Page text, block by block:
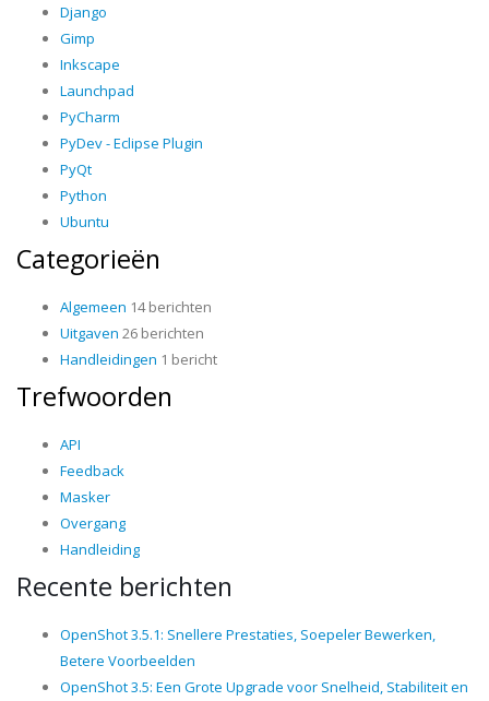
Django
Gimp
Inkscape
Launchpad
PyCharm
PyDev - Eclipse Plugin
PyQt
Python
Ubuntu
Categorieën
Algemeen 14 berichten
Uitgaven 26 berichten
Handleidingen 1 bericht
Trefwoorden
API
Feedback
Masker
Overgang
Handleiding
Recente berichten
OpenShot 3.5.1: Snellere Prestaties, Soepeler Bewerken,
Betere Voorbeelden
OpenShot 3.5: Een Grote Upgrade voor Snelheid, Stabiliteit en